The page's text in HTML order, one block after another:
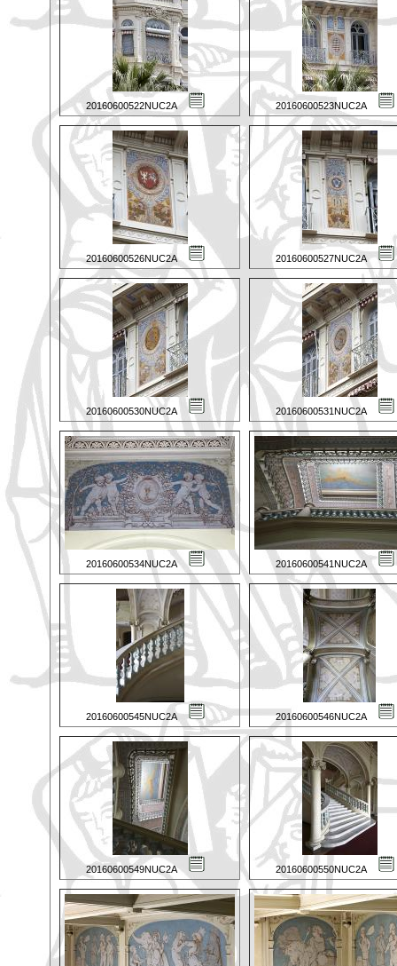
20160600522NUC2A 20160600523NUC2A
20160600526NUC2A 20160600527NUC2A
20160600530NUC2A 20160600531NUC2A
20160600534NUC2A 20160600541NUC2A
20160600545NUC2A 20160600546NUC2A
20160600549NUC2A 20160600550NUC2A